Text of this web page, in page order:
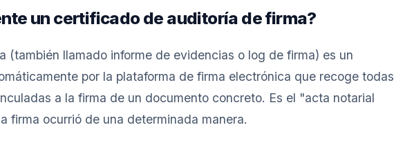
un certificado de auditoría de firma?
(también llamado informe de evidencias o log de firma) es un
por la plataforma de firma electrónica que recoge todas
a la firma de un documento concreto. Es el "acta notarial
firma ocurrió de una determinada manera.